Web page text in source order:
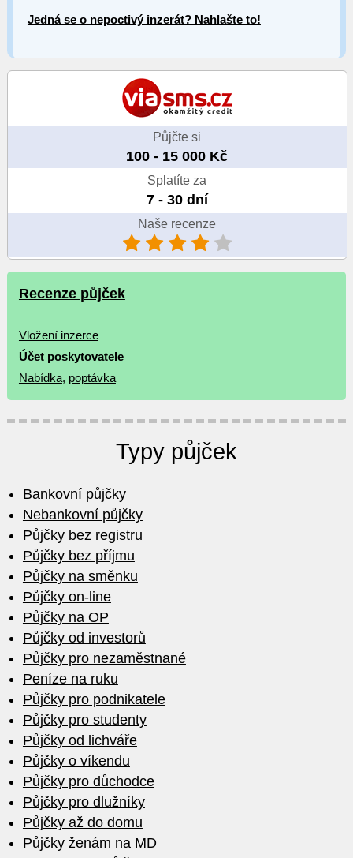
Jedná se o nepoctivý inzerát? Nahlašte to!
Půjčte si
100 - 15 000 Kč
Splatíte za
7 - 30 dní
Naše recenze
Recenze půjček
Vložení inzerce
Účet poskytovatele
Nabídka, poptávka
Typy půjček
Bankovní půjčky
Nebankovní půjčky
Půjčky bez registru
Půjčky bez příjmu
Půjčky na směnku
Půjčky on-line
Půjčky na OP
Půjčky od investorů
Půjčky pro nezaměstnané
Peníze na ruku
Půjčky pro podnikatele
Půjčky pro studenty
Půjčky od lichváře
Půjčky o víkendu
Půjčky pro důchodce
Půjčky pro dlužníky
Půjčky až do domu
Půjčky ženám na MD